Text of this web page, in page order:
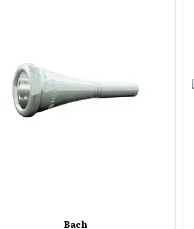
Bach